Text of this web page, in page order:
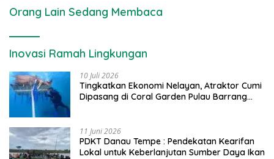
Orang Lain Sedang Membaca
Inovasi Ramah Lingkungan
10 Juli 2026
Tingkatkan Ekonomi Nelayan, Atraktor Cumi
Dipasang di Coral Garden Pulau Barrang
11 Juni 2026
PDKT Danau Tempe : Pendekatan Kearifan
Lokal untuk Keberlanjutan Sumber Daya Ikan